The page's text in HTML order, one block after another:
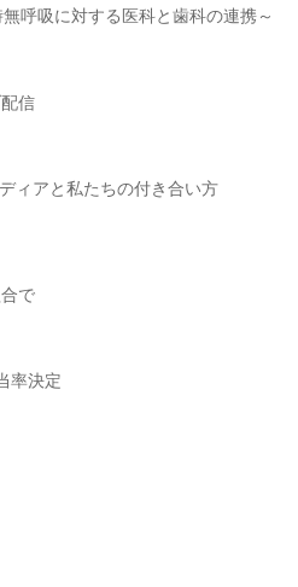
呼吸に対する医科と歯科の連携～
信
ィアと私たちの付き合い方
で
率決定